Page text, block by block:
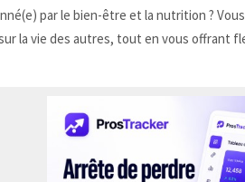
par le bien-être et la nutrition ?
la vie des autres, tout en vous offrant